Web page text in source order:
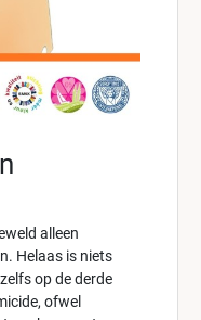
alleen
Helaas is niets
op de derde
ofwel